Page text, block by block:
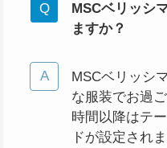
MSCベリッシ
ますか？
MSCベリッシ
な服装でお過
時間以降はテ
ドが設定され